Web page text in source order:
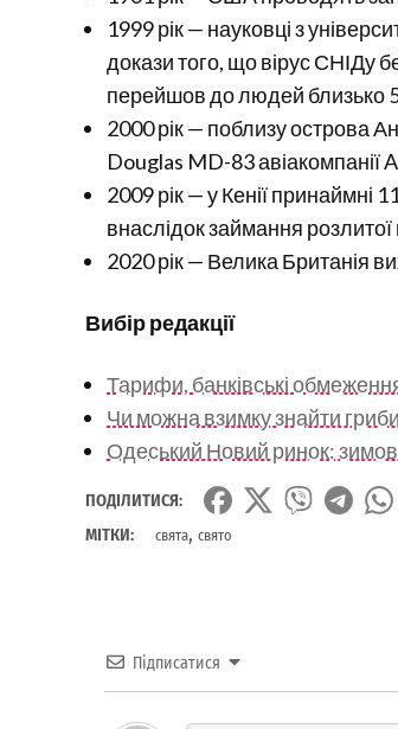
1999 рік — науковці з
докази того, що вірус СНІДу
перейшов до людей близько
2000 рік — поблизу острова
Douglas MD-83 авіакомпанії
2009 рік — у Кенії
внаслідок займання
2020 рік — Велика Британія
Вибір редакції
Тарифи, банківські
Чи можна взимку знайти гриби
Одеський Новий ринок:
ПОДІЛИТИСЯ:
МІТКИ:
свята, свято
Підписатися